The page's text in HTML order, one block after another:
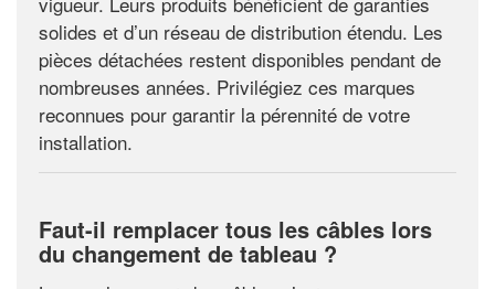
solides et d’un réseau de distribution étendu. Les
pièces détachées restent disponibles pendant de
nombreuses années. Privilégiez ces marques
reconnues pour garantir la pérennité de votre
installation.
Faut-il remplacer tous les câbles lors
du changement de tableau ?